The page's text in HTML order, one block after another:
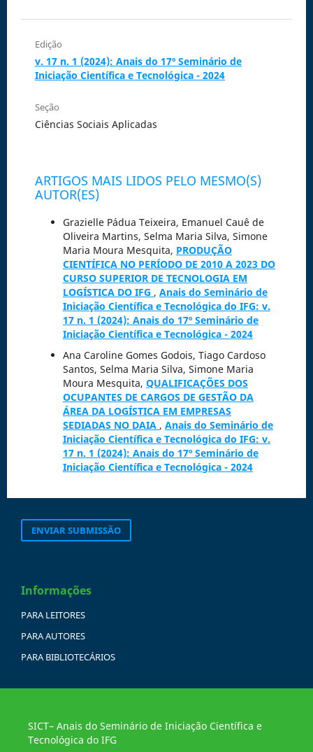
Edição
v. 17 n. 1 (2024): Anais do 17º Seminário de
Iniciação Científica e Tecnológica - 2024
Seção
Ciências Sociais Aplicadas
ARTIGOS MAIS LIDOS PELO MESMO(S)
AUTOR(ES)
Grazielle Pádua Teixeira, Emanuel Cauê de
Oliveira Martins, Selma Maria Silva, Simone
Maria Moura Mesquita, PRODUÇÃO
CIENTÍFICA NO PERÍODO DE 2010 A 2023 DO
CURSO SUPERIOR DE TECNOLOGIA EM
LOGÍSTICA DO IFG , Anais do Seminário de
Iniciação Científica e Tecnológica do IFG: v.
17 n. 1 (2024): Anais do 17º Seminário de
Iniciação Científica e Tecnológica - 2024
Ana Caroline Gomes Godois, Tiago Cardoso
Santos, Selma Maria Silva, Simone Maria
Moura Mesquita, QUALIFICAÇÕES DOS
OCUPANTES DE CARGOS DE GESTÃO DA
ÁREA DA LOGÍSTICA EM EMPRESAS
SEDIADAS NO DAIA , Anais do Seminário de
Iniciação Científica e Tecnológica do IFG: v.
17 n. 1 (2024): Anais do 17º Seminário de
Iniciação Científica e Tecnológica - 2024
ENVIAR SUBMISSÃO
Informações
PARA LEITORES
PARA AUTORES
PARA BIBLIOTECÁRIOS
SICT– Anais do Seminário de Iniciação Científica e
Tecnológica do IFG